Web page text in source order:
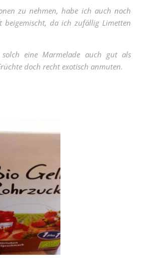
zu nehmen, habe ich auch noch
beigemischt, da ich zufällig Limetten
eine Marmelade auch gut als
doch recht exotisch anmuten.